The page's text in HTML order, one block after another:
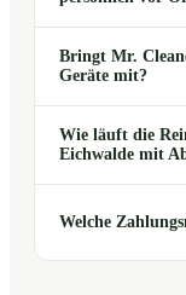
Bringt Mr.
Geräte mit?
Wie läuft die
Eichwalde mit
Welche